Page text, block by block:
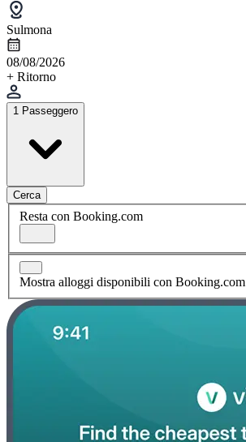
Sulmona
08/08/2026
+ Ritorno
1 Passeggero
Cerca
Resta con Booking.com
Mostra alloggi disponibili con Booking.com